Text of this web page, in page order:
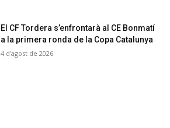
El CF Tordera s’enfrontarà al CE Bonmatí
a la primera ronda de la Copa Catalunya
4 d'agost de 2026